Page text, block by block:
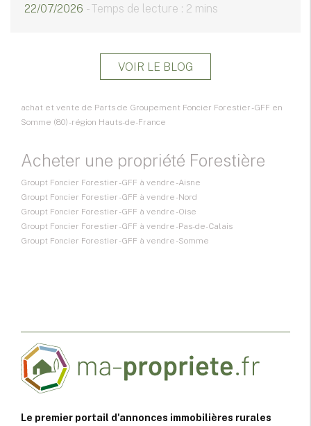
22/07/2026 - Temps de lecture : 2 mins
VOIR LE BLOG
achat et vente de Parts de Groupement Foncier Forestier - GFF en
Somme (80) - région Hauts-de-France
Acheter une propriété Forestière
Groupt Foncier Forestier - GFF à vendre - Aisne
Groupt Foncier Forestier - GFF à vendre - Nord
Groupt Foncier Forestier - GFF à vendre - Oise
Groupt Foncier Forestier - GFF à vendre - Pas-de-Calais
Groupt Foncier Forestier - GFF à vendre - Somme
Le premier portail d'annonces immobilières rurales